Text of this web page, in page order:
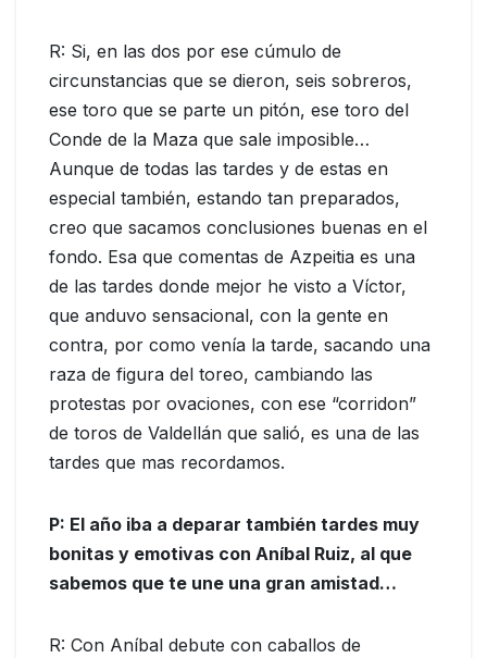
R: Si, en las dos por ese cúmulo de
circunstancias que se dieron, seis sobreros,
ese toro que se parte un pitón, ese toro del
Conde de la Maza que sale imposible…
Aunque de todas las tardes y de estas en
especial también, estando tan preparados,
creo que sacamos conclusiones buenas en el
fondo. Esa que comentas de Azpeitia es una
de las tardes donde mejor he visto a Víctor,
que anduvo sensacional, con la gente en
contra, por como venía la tarde, sacando una
raza de figura del toreo, cambiando las
protestas por ovaciones, con ese “corridon”
de toros de Valdellán que salió, es una de las
tardes que mas recordamos.
P: El año iba a deparar también tardes muy
bonitas y emotivas con Aníbal Ruiz, al que
sabemos que te une una gran amistad…
R: Con Aníbal debute con caballos de